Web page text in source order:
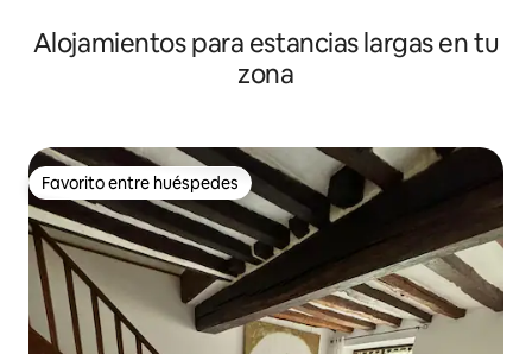
Alojamientos para estancias largas en tu
zona
Favorito entre huéspedes
Favorito entre huéspedes